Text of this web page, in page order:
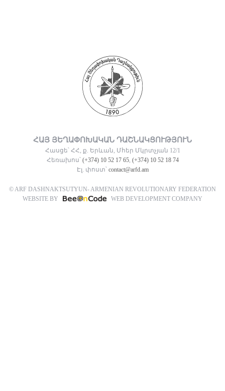
ՀԱՅ ՅԵՂԱՓՈԽԱԿԱՆ ԴԱՇՆԱԿՑՈՒԹՅՈՒՆ
Հասցե՝ ՀՀ, ք. Երևան, Մհեր Մկրտչյան 12/1
Հեռախոս՝ (+374) 10 52 17 65, (+374) 10 52 18 74
Էլ. փոստ՝ contact@arfd.am
© ARF DASHNAKTSUTYUN- ARMENIAN REVOLUTIONARY FEDERATION
WEBSITE BY
WEB DEVELOPMENT COMPANY